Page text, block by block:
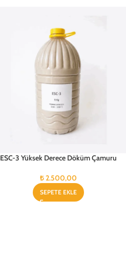
ESC-3 Yüksek Derece Döküm Çamuru
₺2.500,00
SEPETE EKLE